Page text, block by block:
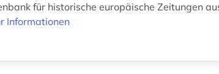
für historische europäische Zeitungen
Informationen